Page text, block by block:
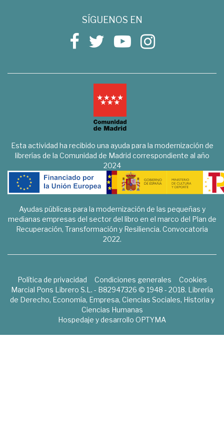
SÍGUENOS EN
Esta actividad ha recibido una ayuda para la modernización de
librerías de la Comunidad de Madrid correspondiente al año
2024
Ayudas públicas para la modernización de las pequeñas y
medianas empresas del sector del libro en el marco del Plan de
Recuperación, Transformación y Resiliencia. Convocatoria
2022.
Política de privacidad Condiciones generales
Cookies
Marcial Pons Librero S.L. - B82947326 © 1948 - 2018. Librería
de Derecho, Economía, Empresa, Ciencias Sociales, Historia y
Ciencias Humanas
Hospedaje y desarrollo OPTYMA